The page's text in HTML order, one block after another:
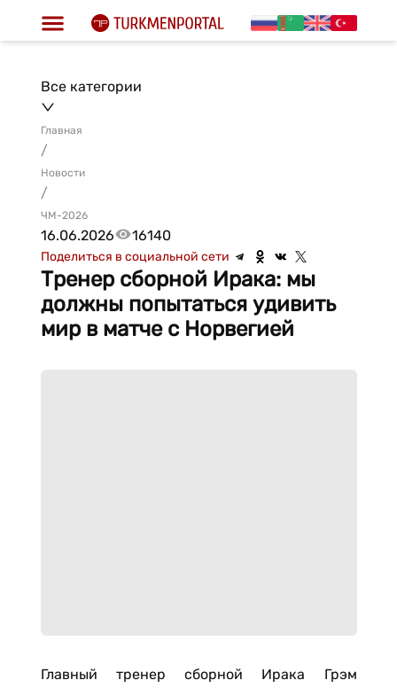
Все категории
Главная
/
Новости
/
ЧМ-2026
16.06.2026 16140
Поделиться в социальной сети
Тренер сборной Ирака: мы
должны попытаться удивить
мир в матче с Норвегией
Главный тренер сборной Ирака Грэм